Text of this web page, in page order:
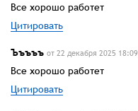
Все хорошо работет
Цитировать
Ъъъъъ от 22 декабря 2025 18:09
Все хорошо работет
Цитировать